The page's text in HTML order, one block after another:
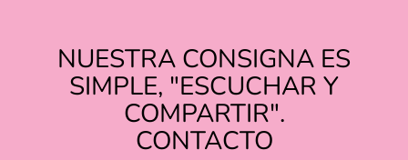
NUESTRA CONSIGNA ES
SIMPLE, "ESCUCHAR Y
COMPARTIR".
CONTACTO
INSTAGRAM